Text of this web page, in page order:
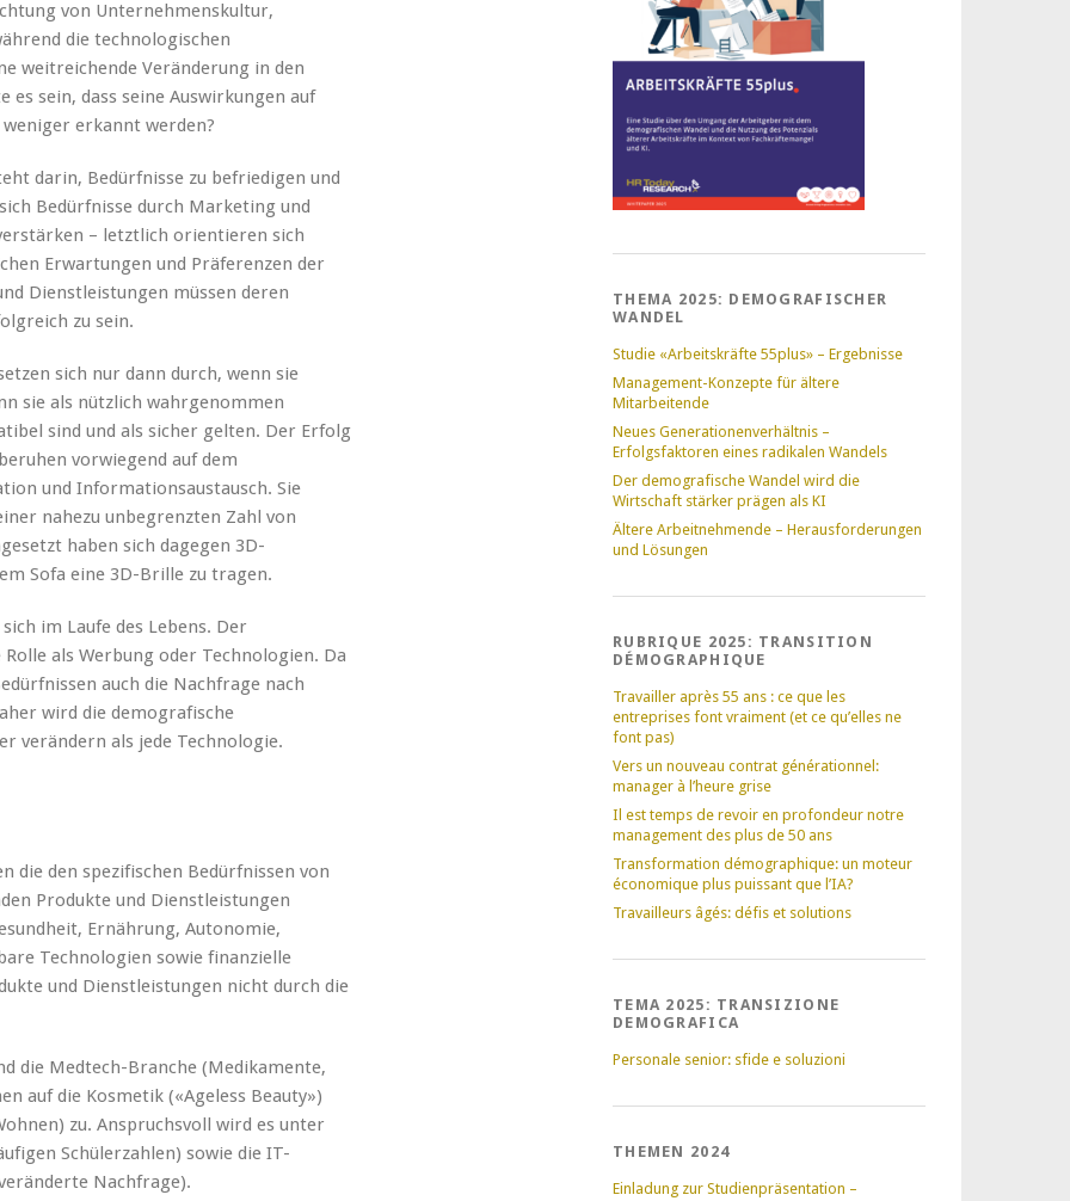
von Unternehmenskultur,
die technologischen
weitreichende Veränderung in den
sein, dass seine Auswirkungen auf
erkannt werden?
darin, Bedürfnisse zu befriedigen und
Bedürfnisse durch Marketing und
– letztlich orientieren sich
Erwartungen und Präferenzen der
Dienstleistungen müssen deren
zu sein.
sich nur dann durch, wenn sie
sie als nützlich wahrgenommen
sind und als sicher gelten. Der Erfolg
vorwiegend auf dem
und Informationsaustausch. Sie
nahezu unbegrenzten Zahl von
haben sich dagegen 3D-
Sofa eine 3D-Brille zu tragen.
im Laufe des Lebens. Der
als Werbung oder Technologien. Da
auch die Nachfrage nach
wird die demografische
verändern als jede Technologie.
die den spezifischen Bedürfnissen von
Produkte und Dienstleistungen
Ernährung, Autonomie,
Technologien sowie finanzielle
und Dienstleistungen nicht durch die
die Medtech-Branche (Medikamente,
auf die Kosmetik («Ageless Beauty»)
zu. Anspruchsvoll wird es unter
Schülerzahlen) sowie die IT-
Nachfrage).
THEMA 2025: DEMOGRAFISCHER
WANDEL
Studie «Arbeitskräfte 55plus» – Ergebnisse
Management-Konzepte für ältere
Mitarbeitende
Neues Generationenverhältnis –
Erfolgsfaktoren eines radikalen Wandels
Der demografische Wandel wird die
Wirtschaft stärker prägen als KI
Ältere Arbeitnehmende – Herausforderungen
und Lösungen
RUBRIQUE 2025: TRANSITION
DÉMOGRAPHIQUE
Travailler après 55 ans : ce que les
entreprises font vraiment (et ce qu’elles ne
font pas)
Vers un nouveau contrat générationnel:
manager à l’heure grise
Il est temps de revoir en profondeur notre
management des plus de 50 ans
Transformation démographique: un moteur
économique plus puissant que l’IA?
Travailleurs âgés: défis et solutions
TEMA 2025: TRANSIZIONE
DEMOGRAFICA
Personale senior: sfide e soluzioni
THEMEN 2024
Einladung zur Studienpräsentation –